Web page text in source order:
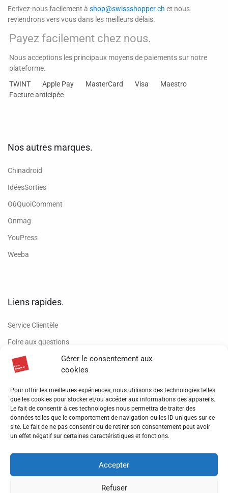
Gérer le consentement aux
cookies
Pour offrir les meilleures expériences, nous utilisons des technologies telles
que les cookies pour stocker et/ou accéder aux informations des appareils.
Le fait de consentir à ces technologies nous permettra de traiter des
données telles que le comportement de navigation ou les ID uniques sur ce
site. Le fait de ne pas consentir ou de retirer son consentement peut avoir
un effet négatif sur certaines caractéristiques et fonctions.
Accepter
Refuser
Ecrivez-nous facilement à shop@swissshopper.ch et nous
reviendrons vers vous dans les meilleurs délais.
Payez facilement chez nous.
Nous acceptions les principaux moyens de paiements sur notre
plateforme.
TWINT
Apple Pay MasterCard Visa
Maestro
Facture anticipée
Nos autres marques.
Chinadroid
IdéesSorties
OùQuoiComment
Onmag
YouPress
Weeba
Liens rapides.
Service Clientèle
Foire aux questions
Conditions de vente
Retour de produits
Livraison
Mentions légales
Politique de confidentialité